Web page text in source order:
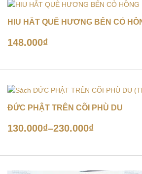
HIU HẮT QUÊ HƯƠNG BẾN CỎ
148.000₫
ĐỨC PHẬT TRÊN CÕI PHÙ DU
130.000₫–230.000₫